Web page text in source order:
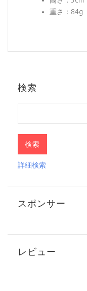
重さ：84g
検索
詳細検索
スポンサー
レビュー